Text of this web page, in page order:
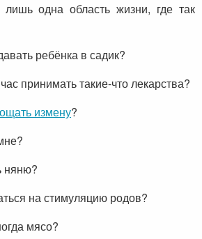
одна область жизни, где так
ребёнка в садик?
принимать такие-что лекарства?
измену?
няню?
на стимуляцию родов?
мясо?